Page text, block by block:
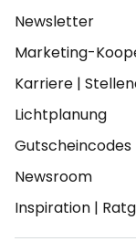
Newsletter
Marketing-
Karriere |
Lichtplanung
Gutscheincodes
Newsroom
Inspiration |